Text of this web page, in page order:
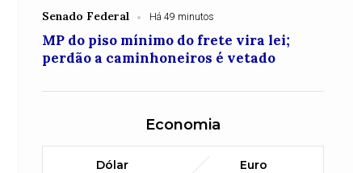
Senado Federal Há 49 minutos
MP do piso mínimo do frete vira lei;
perdão a caminhoneiros é vetado
Economia
Dólar
Euro